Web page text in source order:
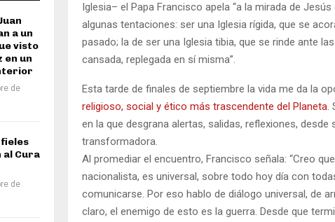
Iglesia– el Papa Francisco apela “a la mirada de
algunas tentaciones: ser una Iglesia rígida, que se
pasado; la de ser una Iglesia tibia, que se rinde ante
cansada, replegada en sí misma”.
Esta tarde de finales de septiembre la vida me da la
religioso, social y ético más trascendente del Planeta.
en la que desgrana alertas, salidas, reflexiones, desde
transformadora.
Al promediar el encuentro, Francisco señala: “Creo
nacionalista, es universal, sobre todo hoy día con
comunicarse. Por eso hablo de diálogo universal, de
claro, el enemigo de esto es la guerra. Desde que
a un
visto
en un
de
fieles
Cura
de